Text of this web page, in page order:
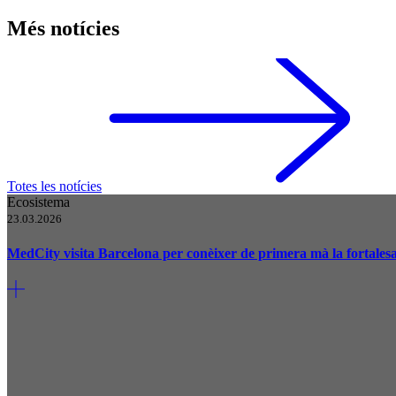
Més notícies
Totes les notícies
Ecosistema
23.03.2026
MedCity visita Barcelona per conèixer de primera mà la